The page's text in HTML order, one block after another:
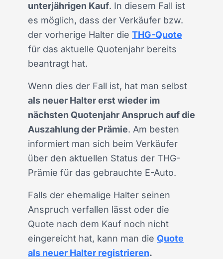
unterjährigen Kauf. In diesem Fall ist
es möglich, dass der Verkäufer bzw.
der vorherige Halter die THG-Quote
für das aktuelle Quotenjahr bereits
beantragt hat.
Wenn dies der Fall ist, hat man selbst
als neuer Halter erst wieder im
nächsten Quotenjahr Anspruch auf die
Auszahlung der Prämie. Am besten
informiert man sich beim Verkäufer
über den aktuellen Status der THG-
Prämie für das gebrauchte E-Auto.
Falls der ehemalige Halter seinen
Anspruch verfallen lässt oder die
Quote nach dem Kauf noch nicht
eingereicht hat, kann man die Quote
als neuer Halter registrieren.